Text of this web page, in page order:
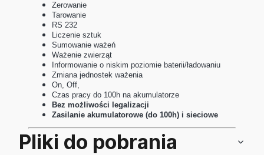
Zerowanie
Tarowanie
RS 232
Liczenie sztuk
Sumowanie ważeń
Ważenie zwierząt
Informowanie o niskim poziomie baterii/ładowaniu
Zmiana jednostek ważenia
On, Off,
Czas pracy do 100h na akumulatorze
Bez możliwości legalizacji
Zasilanie akumulatorowe (do 100h) i sieciowe
Pliki do pobrania